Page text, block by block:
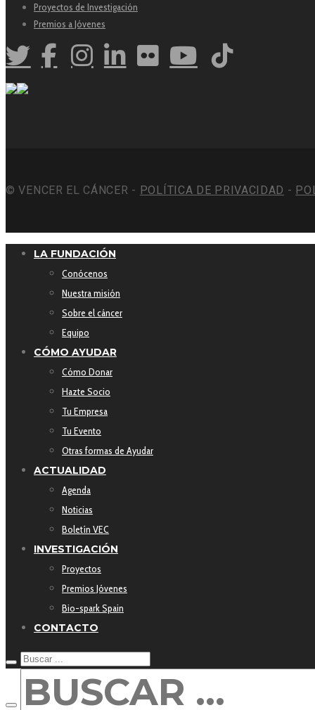
Proyectos de Investigación
Premios a Jóvenes
© VENCER EL CÁNCER - POLÍTICA DE PRIVACIDAD -
LA FUNDACIÓN
Conócenos
Nuestra misión
Sobre el cáncer
Equipo
CÓMO AYUDAR
Cómo Donar
Hazte Socio
Tu Empresa
Tu Evento
Otras formas de Ayudar
ACTUALIDAD
Agenda
Noticias
Boletín VEC
INVESTIGACIÓN
Proyectos
Premios Jóvenes
Bio-spark Spain
CONTACTO